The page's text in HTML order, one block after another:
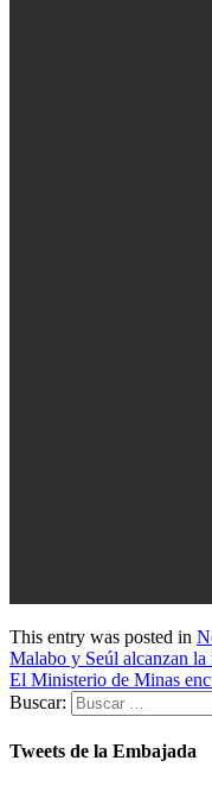
This entry was posted in
Malabo y Seúl alcanzan
El Ministerio de Minas
Buscar:
Tweets de la Embajada